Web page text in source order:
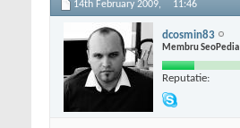
14th February 2009, 11:46
dcosmin83
Membru SeoPedia
Reputatie: